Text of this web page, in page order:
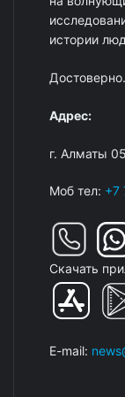
истории
Адрес:
г. Алматы
Моб тел: +7
Скачать
E-mail: